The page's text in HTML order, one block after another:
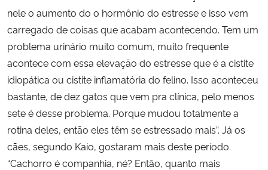
nele o aumento do o hormônio do estresse e isso vem
carregado de coisas que acabam acontecendo. Tem um
problema urinário muito comum, muito frequente
acontece com essa elevação do estresse que é a cistite
idiopática ou cistite inflamatória do felino. Isso aconteceu
bastante, de dez gatos que vem pra clínica, pelo menos
sete é desse problema. Porque mudou totalmente a
rotina deles, então eles têm se estressado mais”. Já os
cães, segundo Kaio, gostaram mais deste período.
“Cachorro é companhia, né? Então, quanto mais